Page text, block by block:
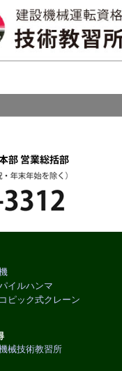
イルハンマ
ピック式クレーン
械技術教習所